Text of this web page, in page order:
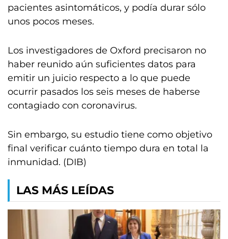
pacientes asintomáticos, y podía durar sólo
unos pocos meses.
Los investigadores de Oxford precisaron no
haber reunido aún suficientes datos para
emitir un juicio respecto a lo que puede
ocurrir pasados los seis meses de haberse
contagiado con coronavirus.
Sin embargo, su estudio tiene como objetivo
final verificar cuánto tiempo dura en total la
inmunidad. (DIB)
LAS MÁS LEÍDAS